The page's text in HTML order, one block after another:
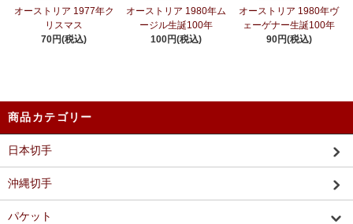
オーストリア 1977年ク
リスマス
70円(税込)
オーストリア 1980年ム
ージル生誕100年
100円(税込)
オーストリア 1980年ヴ
ェーゲナー生誕100年
90円(税込)
商品カテゴリー
日本切手
沖縄切手
パケット